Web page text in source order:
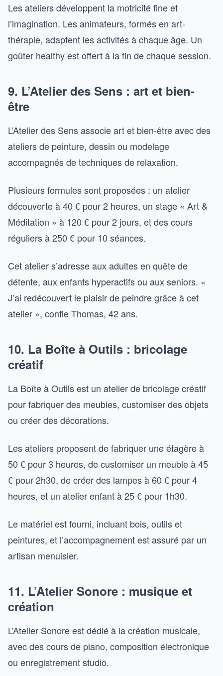
Les ateliers développent la motricité fine et
l’imagination. Les animateurs, formés en art-
thérapie, adaptent les activités à chaque âge. Un
goûter healthy est offert à la fin de chaque session.
9. L’Atelier des Sens : art et bien-
être
L’Atelier des Sens associe art et bien-être avec des
ateliers de peinture, dessin ou modelage
accompagnés de techniques de relaxation.
Plusieurs formules sont proposées : un atelier
découverte à 40 € pour 2 heures, un stage « Art &
Méditation » à 120 € pour 2 jours, et des cours
réguliers à 250 € pour 10 séances.
Cet atelier s’adresse aux adultes en quête de
détente, aux enfants hyperactifs ou aux seniors. «
J’ai redécouvert le plaisir de peindre grâce à cet
atelier », confie Thomas, 42 ans.
10. La Boîte à Outils : bricolage
créatif
La Boîte à Outils est un atelier de bricolage créatif
pour fabriquer des meubles, customiser des objets
ou créer des décorations.
Les ateliers proposent de fabriquer une étagère à
50 € pour 3 heures, de customiser un meuble à 45
€ pour 2h30, de créer des lampes à 60 € pour 4
heures, et un atelier enfant à 25 € pour 1h30.
Le matériel est fourni, incluant bois, outils et
peintures, et l’accompagnement est assuré par un
artisan menuisier.
11. L’Atelier Sonore : musique et
création
L’Atelier Sonore est dédié à la création musicale,
avec des cours de piano, composition électronique
ou enregistrement studio.